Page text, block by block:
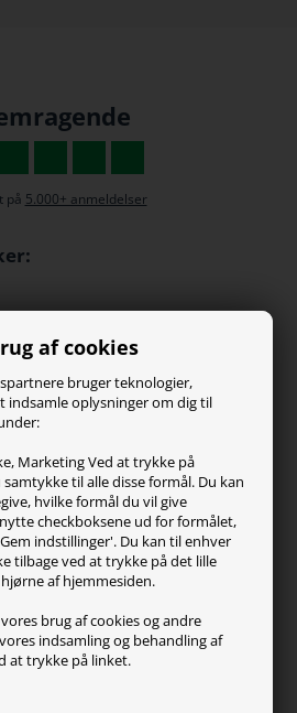
af cookies
bruger teknologier,
indsamle oplysninger om dig til
Marketing Ved at trykke på
til alle disse formål. Du kan
hvilke formål du vil give
checkboksene ud for formålet,
indstillinger'. Du kan til enhver
tilbage ved at trykke på det lille
af hjemmesiden.
brug af cookies og andre
indsamling og behandling af
at trykke på linket.
på 5.000+ anmeldelser